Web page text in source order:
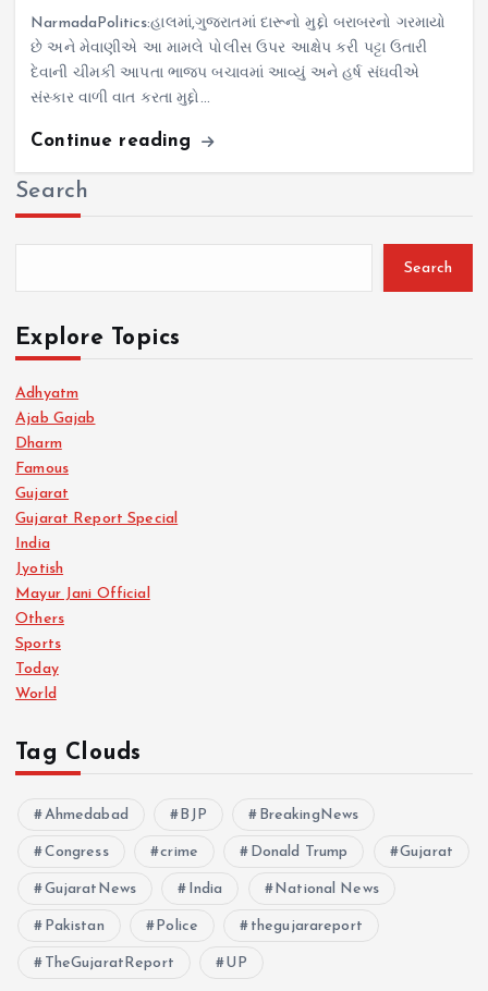
NarmadaPolitics:હાલમાં,ગુજરાતમાં દારૂનો મુદ્દો બરાબરનો ગરમાયો
છે અને મેવાણીએ આ મામલે પોલીસ ઉપર આક્ષેપ કરી પટ્ટા ઉતારી
દેવાની ચીમકી આપતા ભાજપ બચાવમાં આવ્યું અને હર્ષ સંઘવીએ
સંસ્કાર વાળી વાત કરતા મુદ્દો…
Continue reading
Search
Search
Explore Topics
Adhyatm
Ajab Gajab
Dharm
Famous
Gujarat
Gujarat Report Special
India
Jyotish
Mayur Jani Official
Others
Sports
Today
World
Tag Clouds
Ahmedabad BJP BreakingNews
Congress crime Donald Trump Gujarat
GujaratNews India National News
Pakistan Police thegujarareport
TheGujaratReport UP